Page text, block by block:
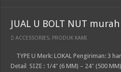
JUAL U BOLT NUT murah
ACCESSORIES, PRODUK KAMI
TYPE U Merk: LOKAL Pengiriman: 3
Detail SIZE : 1/4″ (6 MM) – 24″ (500 MM)